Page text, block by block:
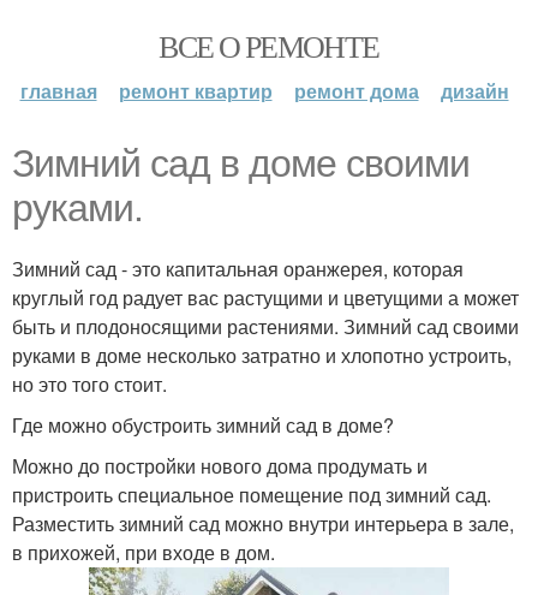
ВСЕ О РЕМОНТЕ
главная ремонт квартир ремонт дома дизайн
Зимний сад в доме своими
руками.
Зимний сад - это капитальная оранжерея, которая
круглый год радует вас растущими и цветущими а может
быть и плодоносящими растениями. Зимний сад своими
руками в доме несколько затратно и хлопотно устроить,
но это того стоит.
Где можно обустроить зимний сад в доме?
Можно до постройки нового дома продумать и
пристроить специальное помещение под зимний сад.
Разместить зимний сад можно внутри интерьера в зале,
в прихожей, при входе в дом.